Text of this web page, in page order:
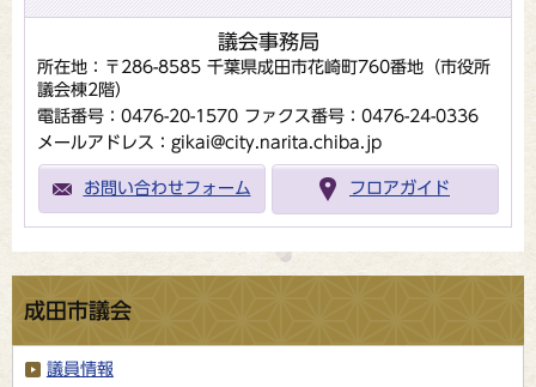
議会事務局
所在地：〒286-8585 千葉県成田市花崎町760番地（市役所
議会棟2階）
電話番号：0476-20-1570 ファクス番号：0476-24-0336
メールアドレス：gikai@city.narita.chiba.jp
お問い合わせフォーム フロアガイド
成田市議会
議員情報